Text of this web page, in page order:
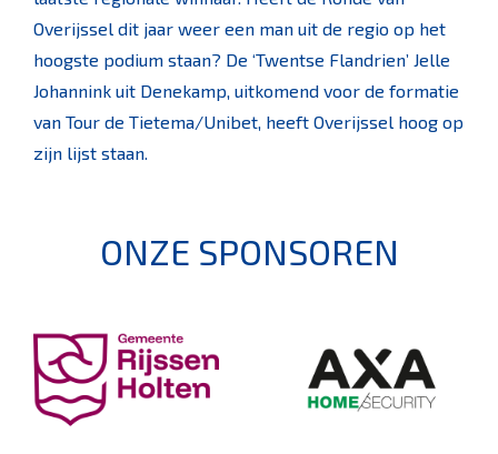
Overijssel dit jaar weer een man uit de regio op het
hoogste podium staan? De ‘Twentse Flandrien’ Jelle
Johannink uit Denekamp, uitkomend voor de formatie
van Tour de Tietema/Unibet, heeft Overijssel hoog op
zijn lijst staan.
ONZE SPONSOREN